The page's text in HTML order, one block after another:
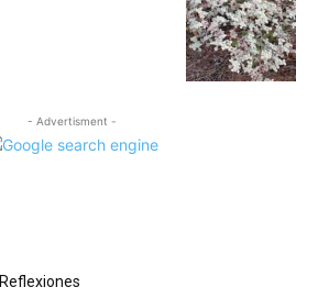
- Advertisment -
Reflexiones